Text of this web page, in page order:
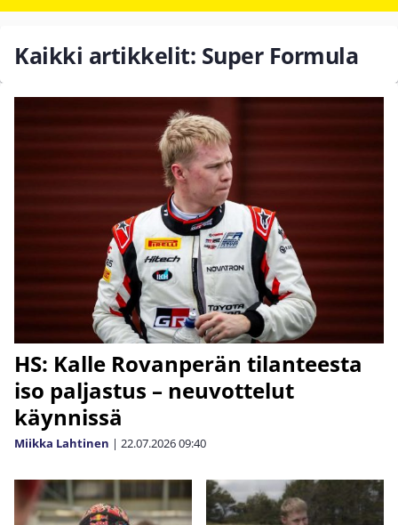
Kaikki artikkelit: Super Formula
HS: Kalle Rovanperän tilanteesta
iso paljastus – neuvottelut
käynnissä
Miikka Lahtinen | 22.07.202609:40